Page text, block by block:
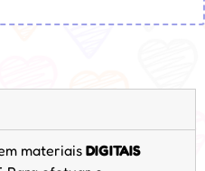
materiais DIGITAIS